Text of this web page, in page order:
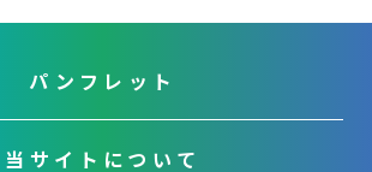
パンフレット
当サイトについて